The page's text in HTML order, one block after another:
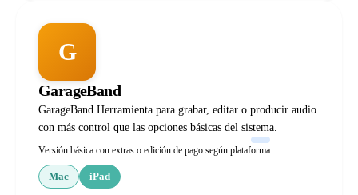
G
GarageBand
GarageBand Herramienta para grabar, editar o producir audio
con más control que las opciones básicas del sistema.
Versión básica con extras o edición de pago según plataforma
Mac iPad